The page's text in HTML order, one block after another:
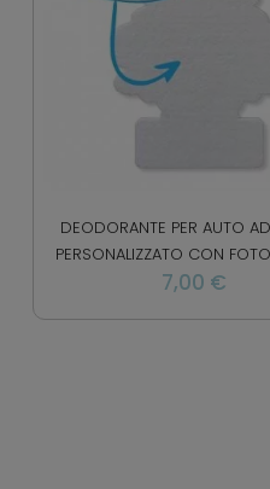
DEODORANTE PER AUTO
PERSONALIZZATO CON
7,00 €